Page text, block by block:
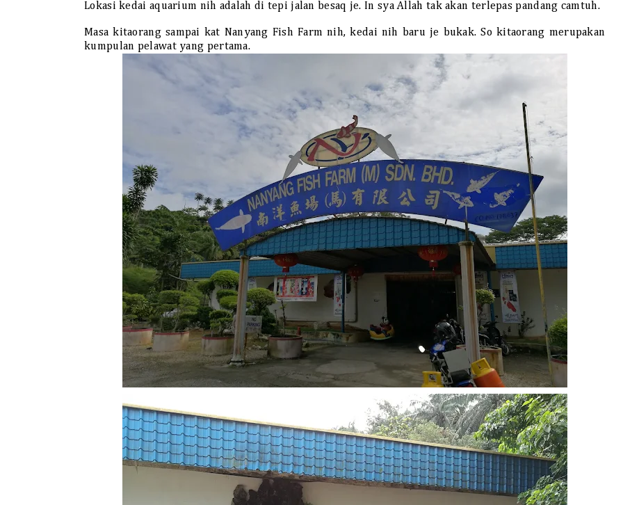
Lokasi kedai aquarium nih adalah di tepi jalan besaq je. In sya Allah tak akan terlepas pandang camtuh.
Masa kitaorang sampai kat Nanyang Fish Farm nih, kedai nih baru je bukak. So kitaorang merupakan
kumpulan pelawat yang pertama.